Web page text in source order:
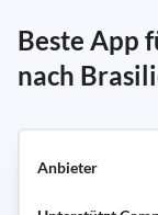
Beste App
nach